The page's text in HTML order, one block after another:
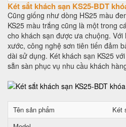
Két sắt khách sạn KS25-BDT
Cũng giống như dòng HS25 màu
KS25 màu trắng cũng là một trong
cho khách sạn được ưa chuộng. Với
xước, công nghệ sơn tiên tiến đảm
dài sử dụng. Két khách sạn KS25
sẵn sàn phục vụ nhu cầu khách
Tên sản phẩm
Két